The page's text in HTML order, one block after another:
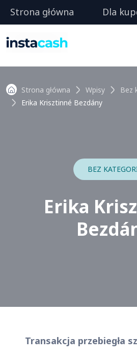
Strona główna Dla
Strona główna Wpisy
Bez
Erika Krisztinné Bezdány
BEZ
Erika
Transakcja przebiegła